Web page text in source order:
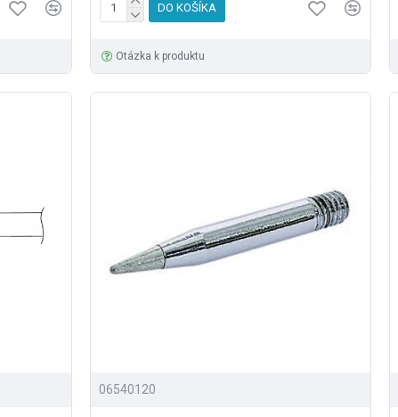
DO KOŠÍKA
Otázka k produktu
06540120